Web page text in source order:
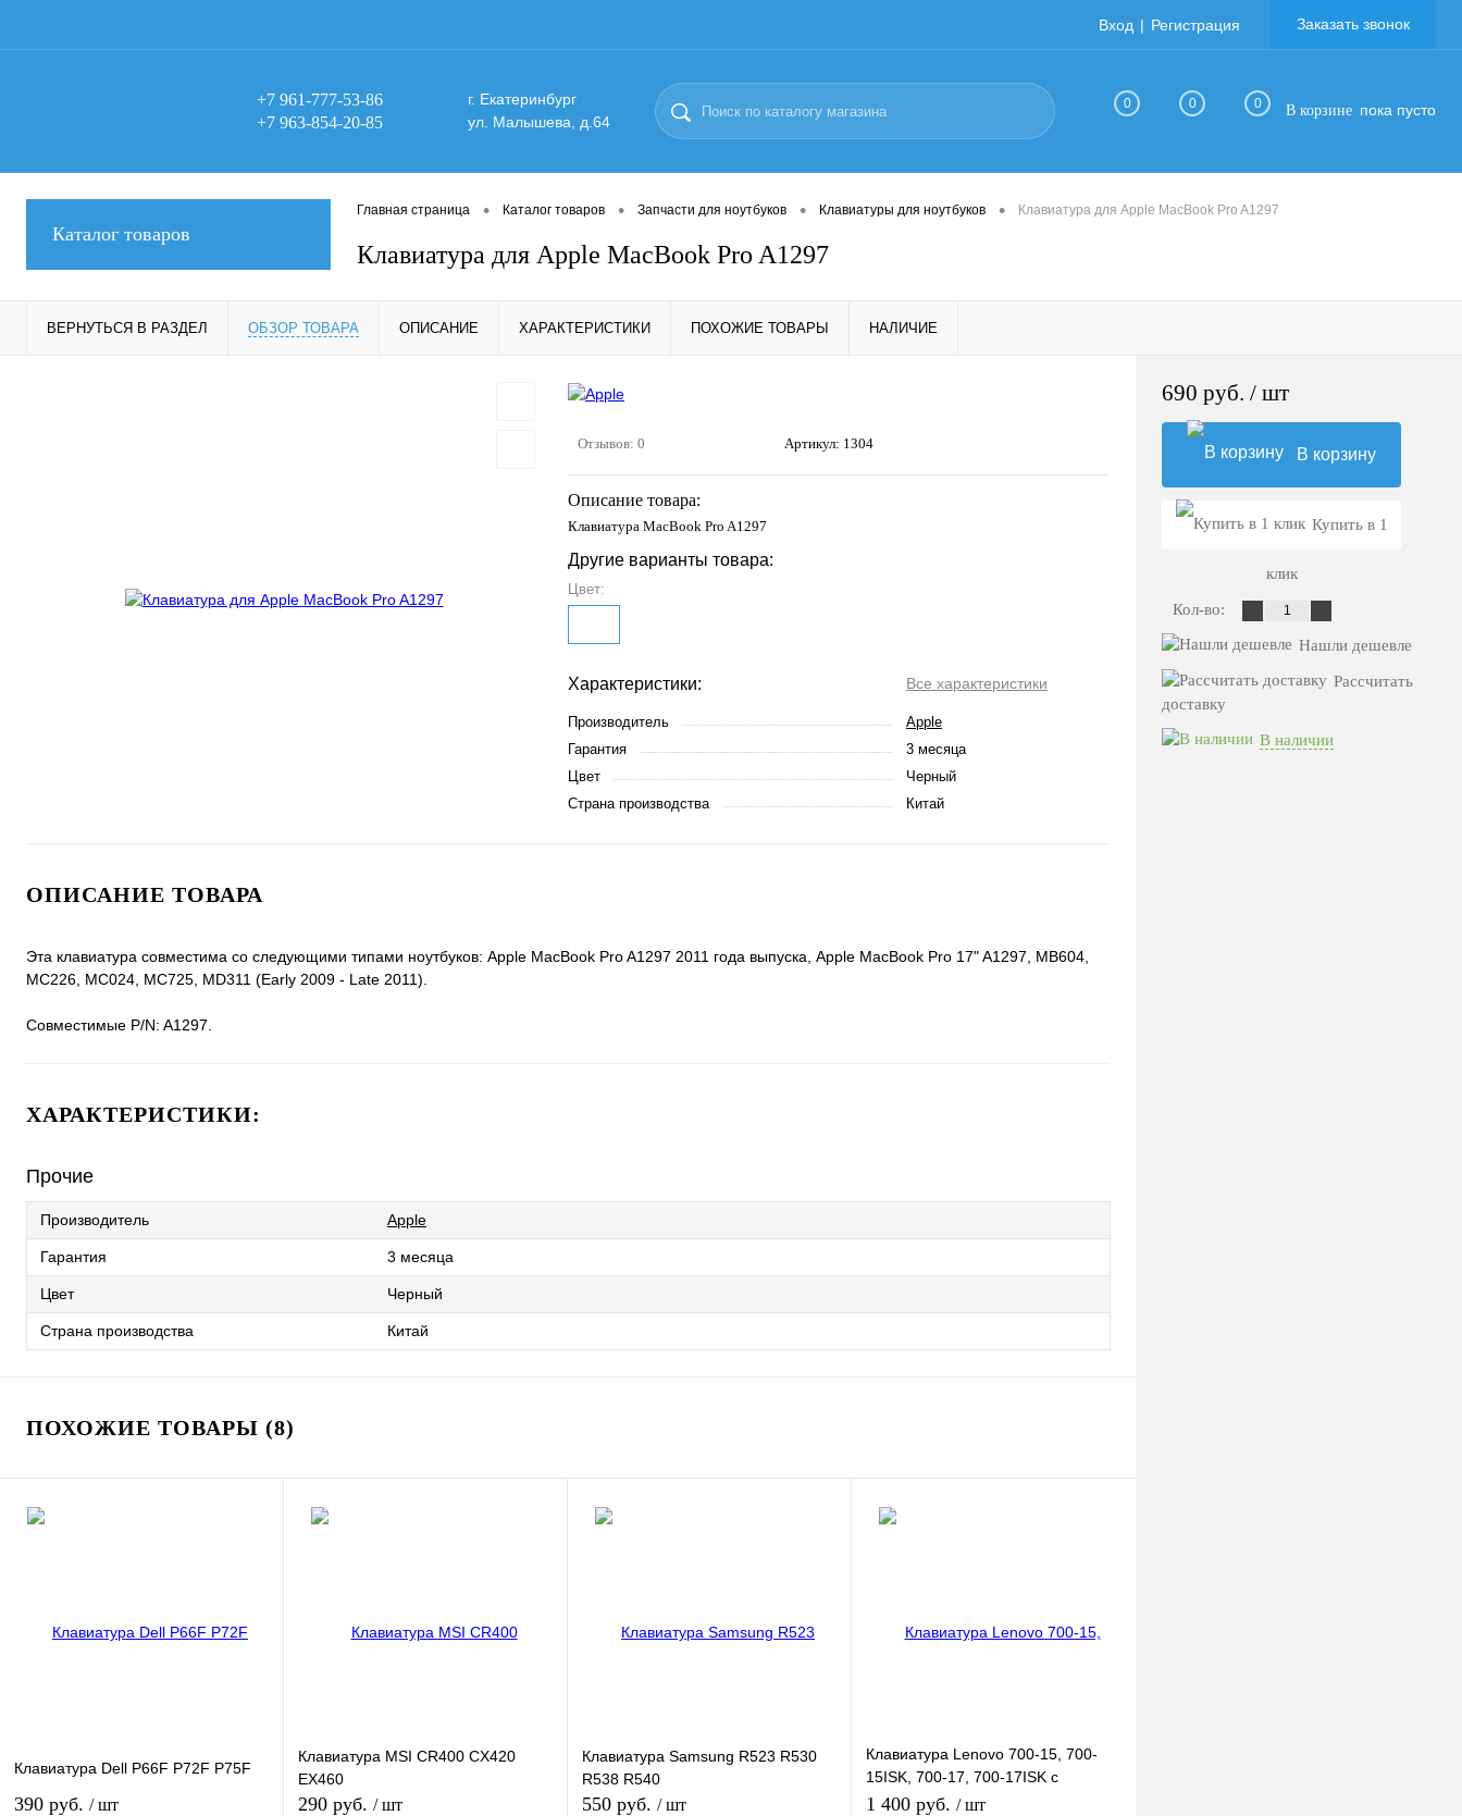
Вход Регистрация Заказать звонок
+7 961-777-53-86
+7 963-854-20-85
г. Екатеринбург
ул. Малышева, д.64
0 0 0 В корзине пока пусто
Каталог товаров
Главная страница • Каталог товаров • Запчасти для ноутбуков • Клавиатуры для ноутбуков • Клавиатура для Apple MacBook Pro A1297
Клавиатура для Apple MacBook Pro A1297
ВЕРНУТЬСЯ В РАЗДЕЛ ОБЗОР ТОВАРА ОПИСАНИЕ ХАРАКТЕРИСТИКИ ПОХОЖИЕ ТОВАРЫ НАЛИЧИЕ
Отзывов: 0 Артикул: 1304
Описание товара:
Клавиатура MacBook Pro A1297
Другие варианты товара:
Цвет:
Характеристики: Все характеристики
Производитель
Apple
Гарантия
3 месяца
Цвет
Черный
Страна производства
Китай
ОПИСАНИЕ ТОВАРА
Эта клавиатура совместима со следующими типами ноутбуков: Apple MacBook Pro A1297 2011 года выпуска, Apple MacBook Pro 17" A1297, MB604,
MC226, MC024, MC725, MD311 (Early 2009 - Late 2011).
Совместимые P/N: A1297.
ХАРАКТЕРИСТИКИ:
Прочие
Производитель Apple
Гарантия 3 месяца
Цвет Черный
Страна производства Китай
ПОХОЖИЕ ТОВАРЫ (8)
Клавиатура Dell P66F P72F P75F
390 руб. / шт
Клавиатура MSI CR400 CX420
EX460
290 руб. / шт
Клавиатура Samsung R523 R530
R538 R540
550 руб. / шт
Клавиатура Lenovo 700-15, 700-
15ISK, 700-17, 700-17ISK с
подсветкой
1 400 руб. / шт
690 руб. / шт
В корзину
Купить в 1
клик
Кол-во:
Нашли дешевле
Рассчитать
доставку
В наличии